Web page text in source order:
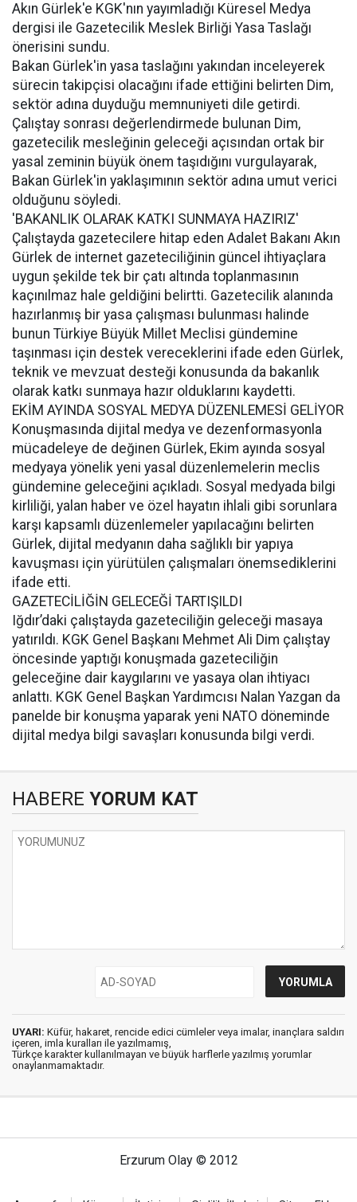
Akın Gürlek'e KGK'nın yayımladığı Küresel Medya
dergisi ile Gazetecilik Meslek Birliği Yasa Taslağı
önerisini sundu.
Bakan Gürlek'in yasa taslağını yakından inceleyerek
sürecin takipçisi olacağını ifade ettiğini belirten Dim,
sektör adına duyduğu memnuniyeti dile getirdi.
Çalıştay sonrası değerlendirmede bulunan Dim,
gazetecilik mesleğinin geleceği açısından ortak bir
yasal zeminin büyük önem taşıdığını vurgulayarak,
Bakan Gürlek'in yaklaşımının sektör adına umut verici
olduğunu söyledi.
'BAKANLIK OLARAK KATKI SUNMAYA HAZIRIZ'
Çalıştayda gazetecilere hitap eden Adalet Bakanı Akın
Gürlek de internet gazeteciliğinin güncel ihtiyaçlara
uygun şekilde tek bir çatı altında toplanmasının
kaçınılmaz hale geldiğini belirtti. Gazetecilik alanında
hazırlanmış bir yasa çalışması bulunması halinde
bunun Türkiye Büyük Millet Meclisi gündemine
taşınması için destek vereceklerini ifade eden Gürlek,
teknik ve mevzuat desteği konusunda da bakanlık
olarak katkı sunmaya hazır olduklarını kaydetti.
EKİM AYINDA SOSYAL MEDYA DÜZENLEMESİ GELİYOR
Konuşmasında dijital medya ve dezenformasyonla
mücadeleye de değinen Gürlek, Ekim ayında sosyal
medyaya yönelik yeni yasal düzenlemelerin meclis
gündemine geleceğini açıkladı. Sosyal medyada bilgi
kirliliği, yalan haber ve özel hayatın ihlali gibi sorunlara
karşı kapsamlı düzenlemeler yapılacağını belirten
Gürlek, dijital medyanın daha sağlıklı bir yapıya
kavuşması için yürütülen çalışmaları önemsediklerini
ifade etti.
GAZETECİLİĞİN GELECEĞİ TARTIŞILDI
Iğdır’daki çalıştayda gazeteciliğin geleceği masaya
yatırıldı. KGK Genel Başkanı Mehmet Ali Dim çalıştay
öncesinde yaptığı konuşmada gazeteciliğin
geleceğine dair kaygılarını ve yasaya olan ihtiyacı
anlattı. KGK Genel Başkan Yardımcısı Nalan Yazgan da
panelde bir konuşma yaparak yeni NATO döneminde
dijital medya bilgi savaşları konusunda bilgi verdi.
HABERE YORUM KAT
UYARI: Küfür, hakaret, rencide edici cümleler veya imalar, inançlara saldırı
içeren, imla kuralları ile yazılmamış,
Türkçe karakter kullanılmayan ve büyük harflerle yazılmış yorumlar
onaylanmamaktadır.
Erzurum Olay © 2012